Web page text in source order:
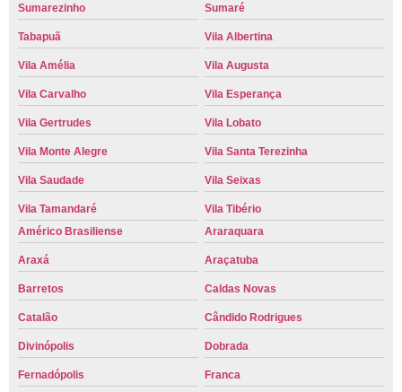
Sumarezinho Sumaré
Tabapuã Vila Albertina
Vila Amélia Vila Augusta
Vila Carvalho Vila Esperança
Vila Gertrudes Vila Lobato
Vila Monte Alegre Vila Santa Terezinha
Vila Saudade Vila Seixas
Vila Tamandaré
Vila Tibério
Américo Brasiliense
Araraquara
Araxá Araçatuba
Barretos Caldas Novas
Catalão Cândido Rodrigues
Divinópolis Dobrada
Fernadópolis Franca